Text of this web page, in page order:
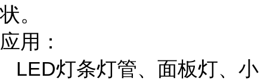
状。
应用：
LED灯条灯管、面板灯、小